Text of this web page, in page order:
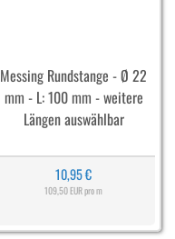
Messing Rundstange - Ø 22
mm - L: 100 mm - weitere
Längen auswählbar
10,95 €
109,50 EUR pro m